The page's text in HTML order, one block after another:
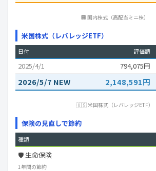
🏢 国内株式（高配当ミニ株）
米国株式（レバレッジETF）
日付 評価額
2025/4/1 794,075円
2026/5/7 NEW 2,148,591円
🇺🇸 米国株式（レバレッジETF）
保険の見直しで節約
種類
🛡️ 生命保険
1年間の節約